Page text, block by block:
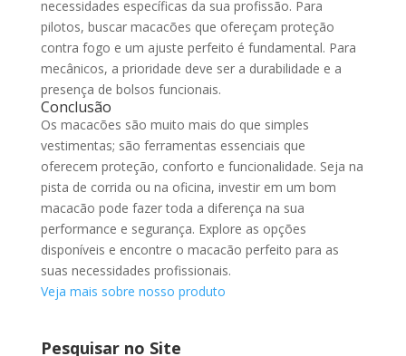
necessidades específicas da sua profissão. Para
pilotos, buscar macacões que ofereçam proteção
contra fogo e um ajuste perfeito é fundamental. Para
mecânicos, a prioridade deve ser a durabilidade e a
presença de bolsos funcionais.
Conclusão
Os macacões são muito mais do que simples
vestimentas; são ferramentas essenciais que
oferecem proteção, conforto e funcionalidade. Seja na
pista de corrida ou na oficina, investir em um bom
macacão pode fazer toda a diferença na sua
performance e segurança. Explore as opções
disponíveis e encontre o macacão perfeito para as
suas necessidades profissionais.
Veja mais sobre nosso produto
Pesquisar no Site